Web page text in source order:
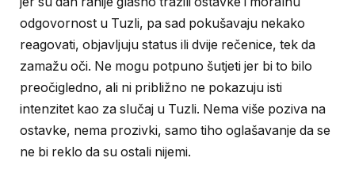
odgovornost u Tuzli, pa sad pokušavaju nekako
reagovati, objavljuju status ili dvije rečenice, tek da
zamažu oči. Ne mogu potpuno šutjeti jer bi to bilo
preočigledno, ali ni približno ne pokazuju isti
intenzitet kao za slučaj u Tuzli. Nema više poziva na
ostavke, nema prozivki, samo tiho oglašavanje da se
ne bi reklo da su ostali nijemi.